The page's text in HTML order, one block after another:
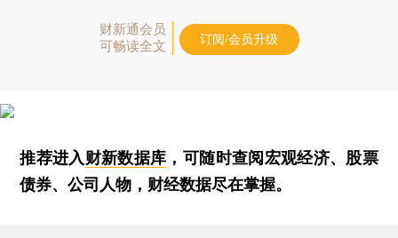
财新通会员
可畅读全文
订阅/会员升级
推荐进入财新数据库 ，可随时查阅宏观经济、股票
债券、公司人物，财经数据尽在掌握。